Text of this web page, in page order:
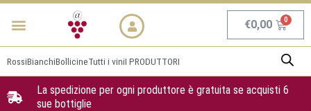
Vai
Menu €0,00
RossiBianchiBollicineTutti i viniI PRODUTTORI
La spedizione per ogni produttore è gratuita se acquisti 6
sue bottiglie